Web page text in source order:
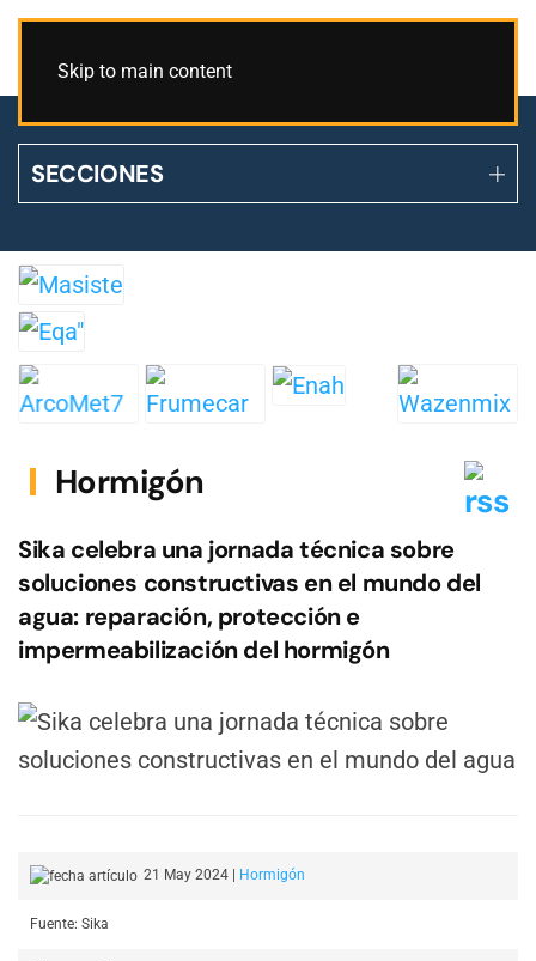
Skip to main content
SECCIONES
Hormigón
Sika celebra una jornada técnica sobre
soluciones constructivas en el mundo del
agua: reparación, protección e
impermeabilización del hormigón
21 May 2024 Hormigón
Fuente: Sika